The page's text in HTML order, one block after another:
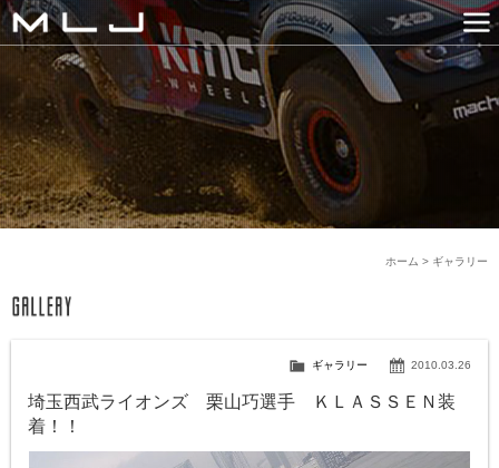
MLJ / Lexani(レクサーニ
PRODUCTS
GALLERY
SNS
COMPANY
HISTORY
CONTACT US
ギャラリー
ホーム >
2010.03.26
ギャラリー
埼玉西武ライオンズ 栗山巧選手 ＫＬＡＳＳＥＮ装
着！！